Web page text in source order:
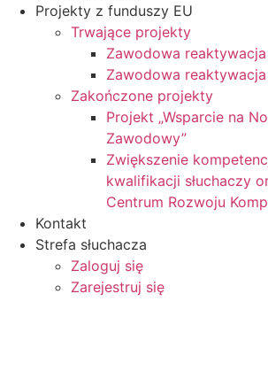
Projekty z funduszy EU
Trwające projekty
Zawodowa reaktywacja
Zawodowa
Zakończone projekty
Projekt „Wsparcie na
Zawodowy”
Zwiększenie
kwalifikacji słuchaczy
Centrum Rozwoju
Kontakt
Strefa słuchacza
Zaloguj się
Zarejestruj się